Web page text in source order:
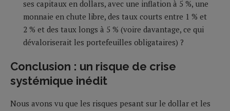
ses capitaux en dollars, avec une inflation à 5 %, une
monnaie en chute libre, des taux courts entre 1 % et
2 % et des taux longs à 5 % (voire davantage, ce qui
dévaloriserait les portefeuilles obligataires) ?
Conclusion : un risque de crise
systémique inédit
Nous avons vu que les risques pesant sur le dollar et les